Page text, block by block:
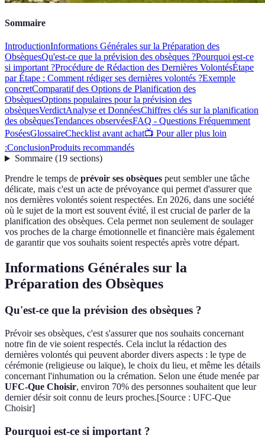
Sommaire
IntroductionInformations Générales sur la Préparation des
ObsèquesQu'est-ce que la prévision des obsèques ?Pourquoi est-ce
si important ?Procédure de Rédaction des Dernières VolontésÉtape
par Étape : Comment rédiger ses dernières volontés ?Exemple
concretComparatif des Options de Planification des
ObsèquesOptions populaires pour la prévision des
obsèquesVerdictAnalyse et DonnéesChiffres clés sur la planification
des obsèquesTendances observéesFAQ - Questions Fréquemment
PoséesGlossaireChecklist avant achat📺 Pour aller plus loin
:ConclusionProduits recommandés
Sommaire(19 sections)
Prendre le temps de prévoir ses obsèques peut sembler une tâche
délicate, mais c'est un acte de prévoyance qui permet d'assurer que
nos dernières volontés soient respectées. En 2026, dans une société
où le sujet de la mort est souvent évité, il est crucial de parler de la
planification des obsèques. Cela permet non seulement de soulager
vos proches de la charge émotionnelle et financière mais également
de garantir que vos souhaits soient respectés après votre départ.
Informations Générales sur la
Préparation des Obsèques
Qu'est-ce que la prévision des obsèques ?
Prévoir ses obsèques, c'est s'assurer que nos souhaits concernant
notre fin de vie soient respectés. Cela inclut la rédaction des
dernières volontés qui peuvent aborder divers aspects : le type de
cérémonie (religieuse ou laïque), le choix du lieu, et même les détails
concernant l'inhumation ou la crémation. Selon une étude menée par
UFC-Que Choisir, environ 70% des personnes souhaitent que leur
dernier désir soit connu de leurs proches.[Source : UFC-Que
Choisir]
Pourquoi est-ce si important ?